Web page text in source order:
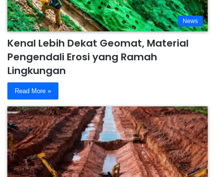
News
Kenal Lebih Dekat Geomat, Material
Pengendali Erosi yang Ramah
Lingkungan
Read More »